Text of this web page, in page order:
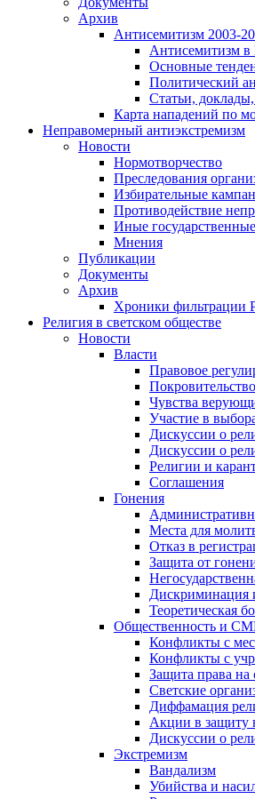
Архив
Антисемитизм 2003-
Антисемитизм в
Основные
Политический
Статьи,
Карта нападений по
Неправомерный антиэкстремизм
Новости
Нормотворчество
Преследования
Избирательные
Противодействие
Иные
Мнения
Публикации
Документы
Архив
Хроники фильтрации
Религия в светском обществе
Новости
Власти
Правовое
Чувства
Участие в
Дискуссии о
Дискуссии о
Религии и
Соглашения
Гонения
Места для
Отказ в
Защита от
Дискриминация
Теоретическая
Общественность и
Конфликты с
Конфликты с
Защита права на
Светские
Диффамация
Акции в защиту
Дискуссии о
Экстремизм
Вандализм
Убийства и